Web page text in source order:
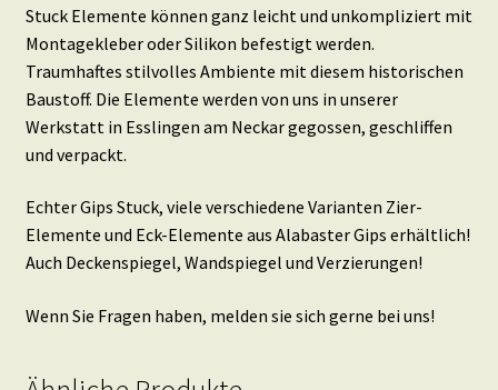
Stuck Elemente können ganz leicht und unkompliziert mit
Montagekleber oder Silikon befestigt werden.
Traumhaftes stilvolles Ambiente mit diesem historischen
Baustoff. Die Elemente werden von uns in unserer
Werkstatt in Esslingen am Neckar gegossen, geschliffen
und verpackt.
Echter Gips Stuck, viele verschiedene Varianten Zier-
Elemente und Eck-Elemente aus Alabaster Gips erhältlich!
Auch Deckenspiegel, Wandspiegel und Verzierungen!
Wenn Sie Fragen haben, melden sie sich gerne bei uns!